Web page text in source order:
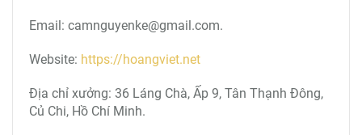
Email: camnguyenke@gmail.com.
Website: https://hoangviet.net
Địa chỉ xưởng: 36 Láng Chà, Ấp 9, Tân Thạnh Đông,
Củ Chi, Hồ Chí Minh.